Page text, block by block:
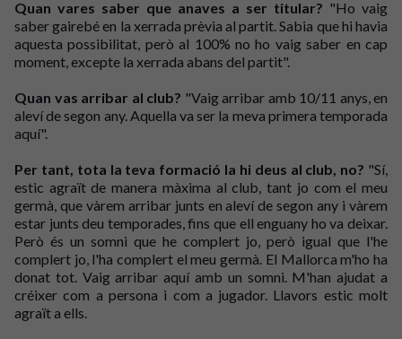
Quan vares saber que anaves a ser titular? "Ho vaig
saber gairebé en la xerrada prèvia al partit. Sabia que hi havia
aquesta possibilitat, però al 100% no ho vaig saber en cap
moment, excepte la xerrada abans del partit".
Quan vas arribar al club? "Vaig arribar amb 10/11 anys, en
aleví de segon any. Aquella va ser la meva primera temporada
aquí".
Per tant, tota la teva formació la hi deus al club, no? "Sí,
estic agraït de manera màxima al club, tant jo com el meu
germà, que vàrem arribar junts en aleví de segon any i vàrem
estar junts deu temporades, fins que ell enguany ho va deixar.
Però és un somni que he complert jo, però igual que l'he
complert jo, l'ha complert el meu germà. El Mallorca m'ho ha
donat tot. Vaig arribar aquí amb un somni. M'han ajudat a
créixer com a persona i com a jugador. Llavors estic molt
agraït a ells.